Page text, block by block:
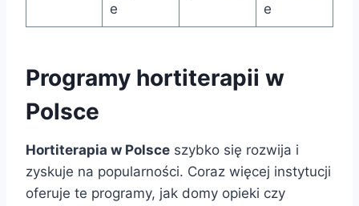
e
e
Programy hortiterapii w
Polsce
Hortiterapia w Polsce szybko się rozwija i
zyskuje na popularności. Coraz więcej instytucji
oferuje te programy, jak domy opieki czy